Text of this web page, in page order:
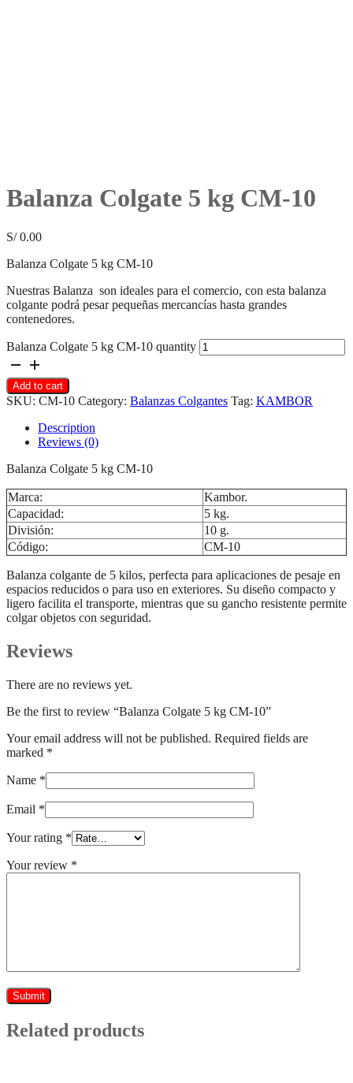
Balanza Colgate 5 kg CM-10
S/0.00
Balanza Colgate 5 kg CM-10
Nuestras Balanza son ideales para el comercio, con esta balanza
colgante podrá pesar pequeñas mercancías hasta grandes
contenedores.
Balanza Colgate 5 kg CM-10 quantity
Add to cart
SKU: CM-10 Category: Balanzas Colgantes Tag: KAMBOR
Description
Reviews (0)
Balanza Colgate 5 kg CM-10
Marca:
Kambor.
Capacidad:
5 kg.
División:
10 g.
Código:
CM-10
Balanza colgante de 5 kilos, perfecta para aplicaciones de pesaje en
espacios reducidos o para uso en exteriores. Su diseño compacto y
ligero facilita el transporte, mientras que su gancho resistente permite
colgar objetos con seguridad.
Reviews
There are no reviews yet.
Be the first to review “Balanza Colgate 5 kg CM-10”
Your email address will not be published. Required fields are
marked *
Name *
Email *
Your rating *
Your review *
Related products